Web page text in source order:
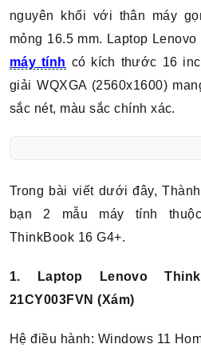
nguyên khối với thân máy
mỏng 16.5 mm. Laptop
máy tính có kích thước 16
giải WQXGA (2560x1600)
sắc nét, màu sắc chính xác.
Trong bài viết dưới đây,
bạn 2 mẫu máy tính
ThinkBook 16 G4+.
1.
Laptop Lenovo
21CY003FVN (Xám)
Hệ điều hành: Windows 11